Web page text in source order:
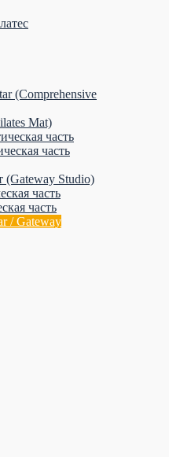
(Comprehensive
Mat)
часть
часть
(Gateway Studio)
часть
часть
/ Gateway